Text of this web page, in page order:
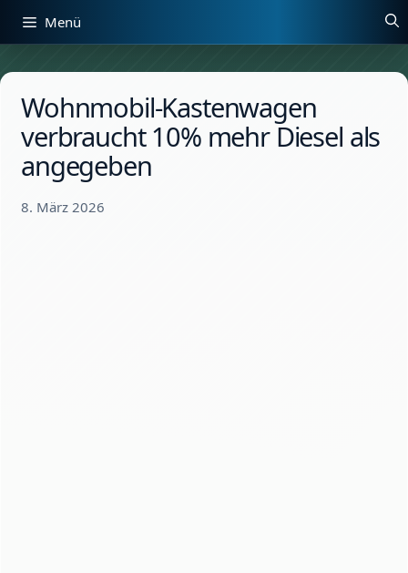
Zum
Inhalt
Menü
Wohnmobil-Kastenwagen
verbraucht 10% mehr Diesel als
angegeben
8. März 2026